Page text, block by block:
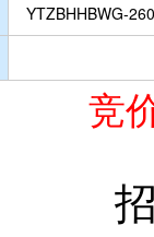
YTZBHHBWG-
竞